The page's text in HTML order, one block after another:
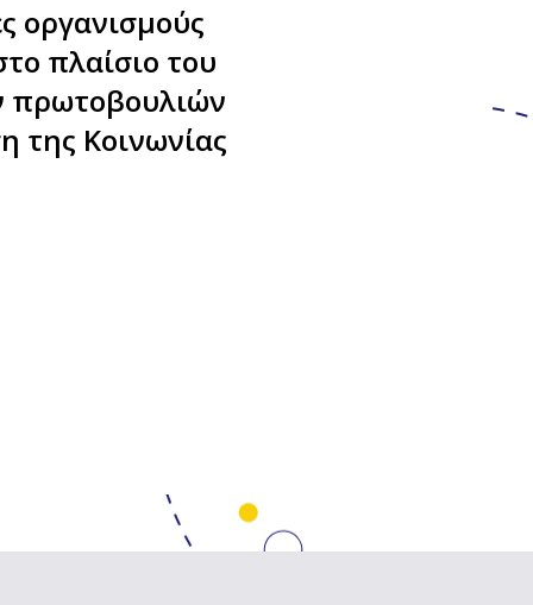
οργανισμούς
πλαίσιο του
πρωτοβουλιών
της Κοινωνίας